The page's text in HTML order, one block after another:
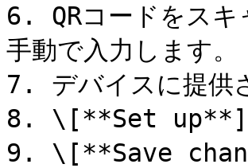
6. QRコードをス
手動で入力します。
7. デバイスに提供
8. \[**Set up**]を
9. \[**Save